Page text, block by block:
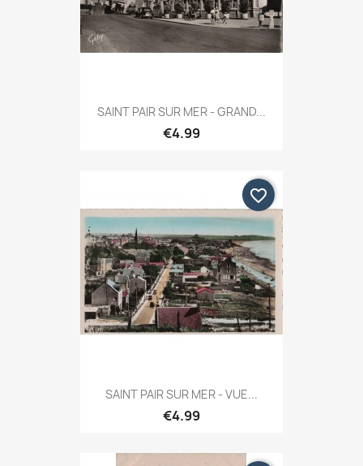
SAINT PAIR SUR MER - GRAND...
€4.99
SAINT PAIR SUR MER - VUE...
€4.99
favorite_border